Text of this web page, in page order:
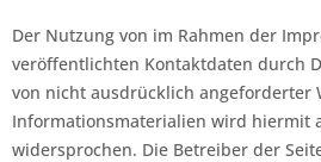
Der Nutzung von im Rahmen der
veröffentlichten Kontaktdaten durch
von nicht ausdrücklich angeforderter
Informationsmaterialien wird hiermit
widersprochen. Die Betreiber der